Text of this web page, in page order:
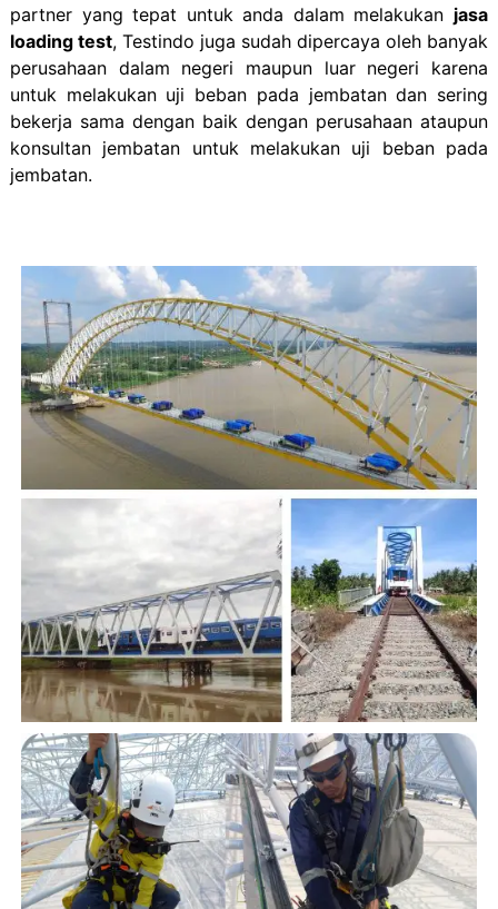
partner yang tepat untuk anda dalam melakukan jasa
loading test, Testindo juga sudah dipercaya oleh banyak
perusahaan dalam negeri maupun luar negeri karena
untuk melakukan uji beban pada jembatan dan sering
bekerja sama dengan baik dengan perusahaan ataupun
konsultan jembatan untuk melakukan uji beban pada
jembatan.